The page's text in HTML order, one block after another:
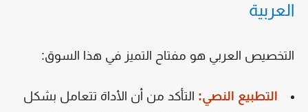
العربية
التخصيص العربي هو مفتاح التميز في هذا السوق:
التطبيع النصي:التأكد من أن الأداة تتعامل بشكل